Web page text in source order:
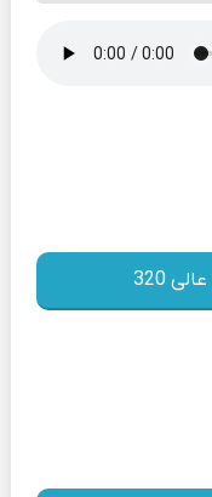
320